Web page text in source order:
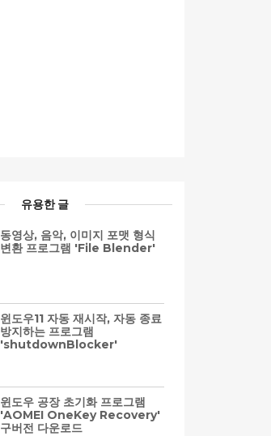
유용한 글
동영상, 음악, 이미지 포맷 형식
변환 프로그램 'File Blender'
윈도우11 자동 재시작, 자동 종료
방지하는 프로그램
'shutdownBlocker'
윈도우 공장 초기화 프로그램
'AOMEI OneKey Recovery'
구버전 다운로드